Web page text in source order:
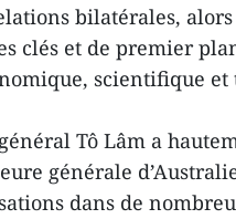
bilatérales,
clés et de premier
scientifique et
Tô Lâm a
générale
dans de